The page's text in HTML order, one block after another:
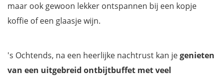
maar ook gewoon lekker ontspannen bij een kopje
koffie of een glaasje wijn.
's Ochtends, na een heerlijke nachtrust kan jegenieten
van een uitgebreid ontbijtbuffet met veel